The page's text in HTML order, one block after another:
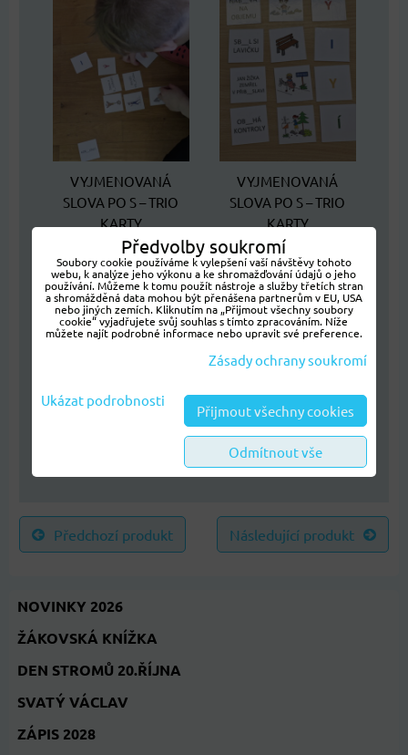
VYJMENOVANÁ
SLOVA PO S – TRIO
KARTY
VYJMENOVANÁ
SLOVA PO S – TRIO
KARTY
VYJMENOVANÁ
Předchozí produkt Následující produkt
NOVINKY 2026
ŽÁKOVSKÁ KNÍŽKA
DEN STROMŮ 20.ŘÍJNA
SVATÝ VÁCLAV
ZÁPIS 2028
Předvolby soukromí
Soubory cookie používáme k vylepšení vaší návštěvy tohoto
webu, k analýze jeho výkonu a ke shromažďování údajů o jeho
používání. Můžeme k tomu použít nástroje a služby třetích stran
a shromážděná data mohou být přenášena partnerům v EU, USA
nebo jiných zemích. Kliknutím na „Přijmout všechny soubory
cookie“ vyjadřujete svůj souhlas s tímto zpracováním. Níže
můžete najít podrobné informace nebo upravit své preference.
Zásady ochrany soukromí
Ukázat podrobnosti
Přijmout všechny cookies
Odmítnout vše